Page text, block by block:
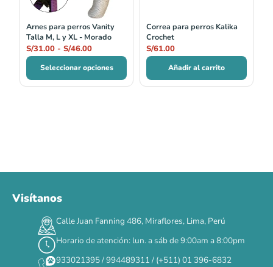
Arnes para perros Vanity
Talla M, L y XL - Morado
S/31.00 - S/46.00
S/46.00
Seleccionar opciones
Correa para perros Kalika
Crochet
S/61.00
Añadir al carrito
Visítanos
Calle Juan Fanning 486, Miraflores, Lima, Perú
Horario de atención: lun. a sáb de 9:00am a 8:00pm
933021395 / 994489311 / (+511) 01 396-6832